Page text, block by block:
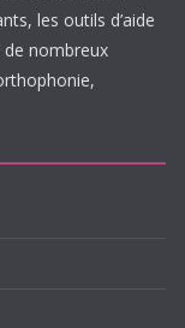
les outils d’aide
de nombreux